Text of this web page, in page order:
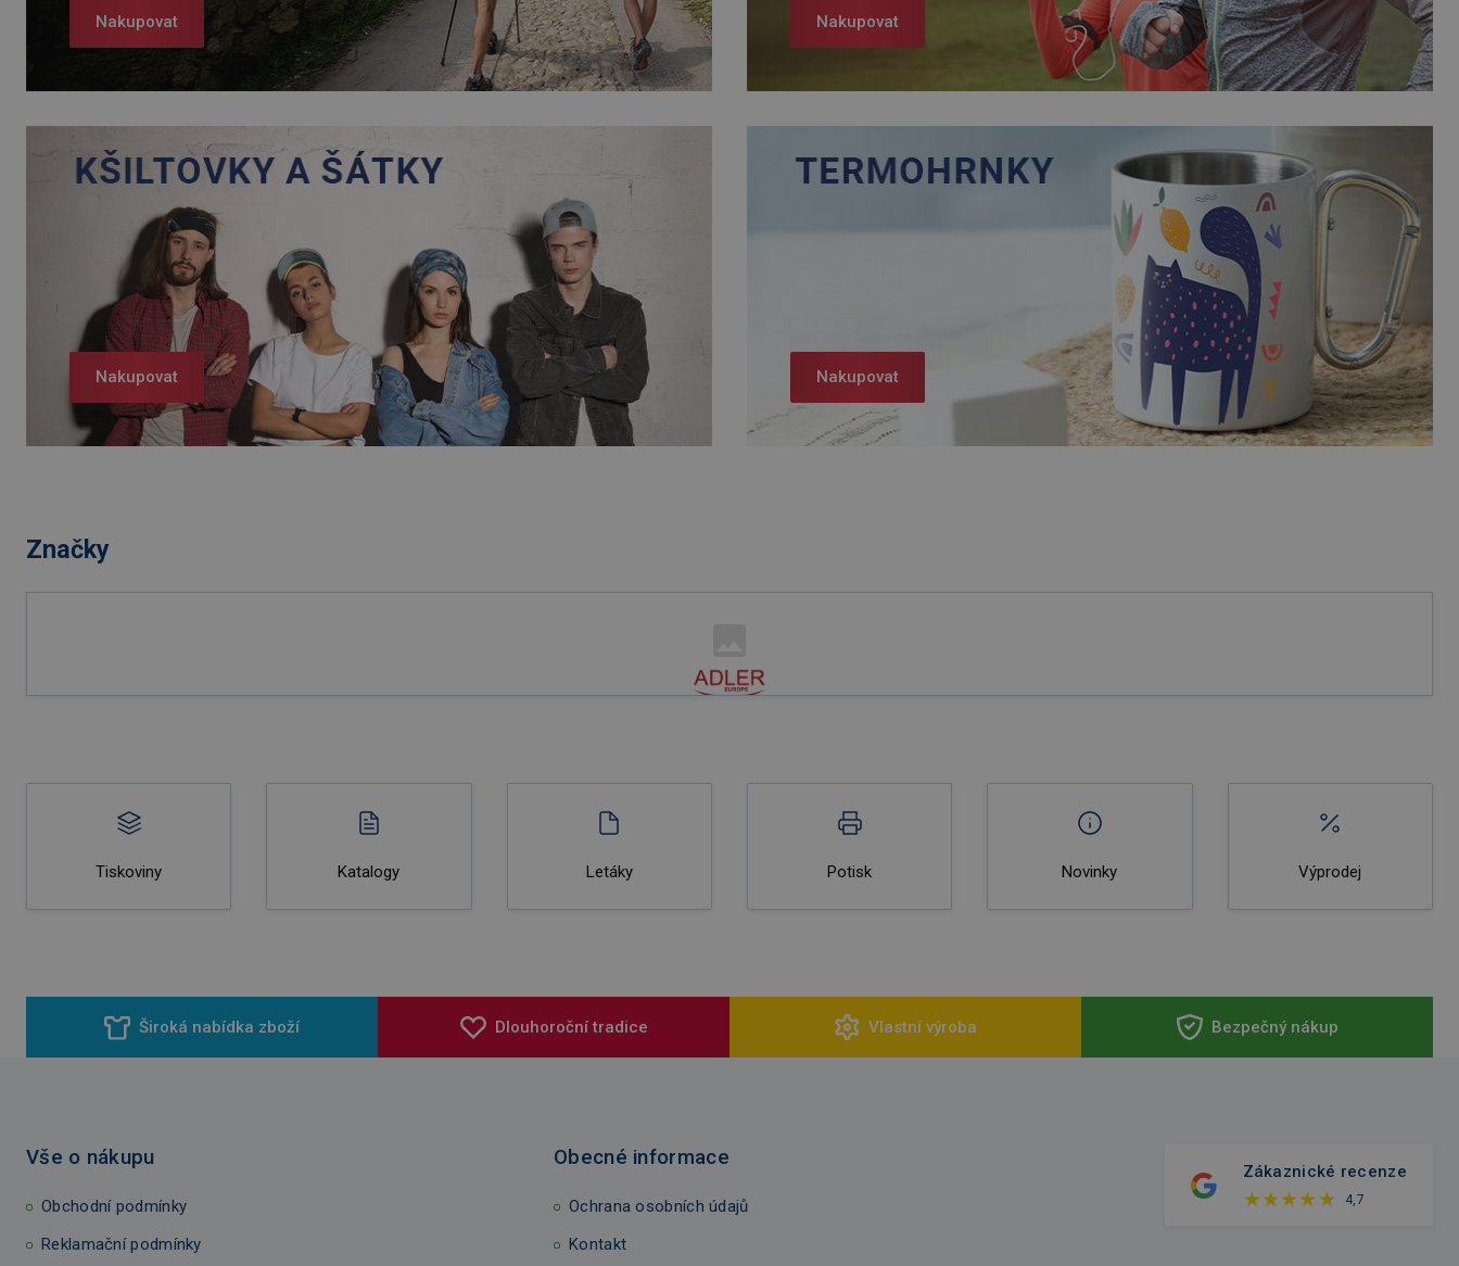
Nakupovat Nakupovat
Nakupovat Nakupovat
Značky
Tiskoviny Katalogy Letáky Potisk Novinky Výprodej
Široká nabídka zboží Dlouhoroční tradice Vlastní výroba Bezpečný nákup
Vše o nákupu
Obchodní podmínky
Reklamační podmínky
Obecné informace
Ochrana osobních údajů
Kontakt
Zákaznické recenze
4,7